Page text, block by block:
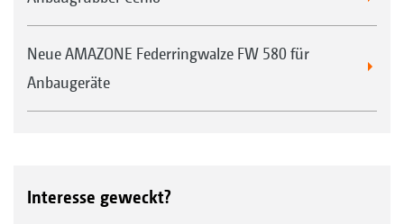
Neue AMAZONE Federringwalze FW 580 für
Anbaugeräte
Interesse geweckt?